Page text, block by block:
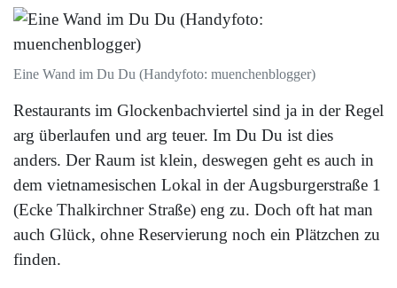
Eine Wand im Du Du (Handyfoto: muenchenblogger)
Restaurants im Glockenbachviertel sind ja in der Regel
arg überlaufen und arg teuer. Im Du Du ist dies
anders. Der Raum ist klein, deswegen geht es auch in
dem vietnamesischen Lokal in der Augsburgerstraße 1
(Ecke Thalkirchner Straße) eng zu. Doch oft hat man
auch Glück, ohne Reservierung noch ein Plätzchen zu
finden.